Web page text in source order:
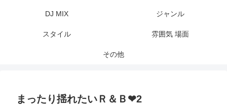
DJ MIX ジャンル
スタイル 雰囲気 場面
その他
まったり揺れたいＲ＆Ｂ❤2